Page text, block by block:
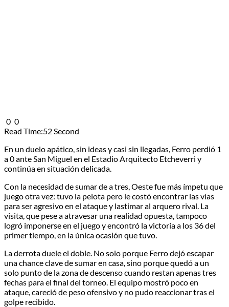
0 0
Read Time:52 Second
En un duelo apático, sin ideas y casi sin llegadas, Ferro perdió 1
a 0 ante San Miguel en el Estadio Arquitecto Etcheverri y
continúa en situación delicada.
Con la necesidad de sumar de a tres, Oeste fue más ímpetu que
juego otra vez: tuvo la pelota pero le costó encontrar las vías
para ser agresivo en el ataque y lastimar al arquero rival. La
visita, que pese a atravesar una realidad opuesta, tampoco
logró imponerse en el juego y encontró la victoria a los 36 del
primer tiempo, en la única ocasión que tuvo.
La derrota duele el doble. No solo porque Ferro dejó escapar
una chance clave de sumar en casa, sino porque quedó a un
solo punto de la zona de descenso cuando restan apenas tres
fechas para el final del torneo. El equipo mostró poco en
ataque, careció de peso ofensivo y no pudo reaccionar tras el
golpe recibido.